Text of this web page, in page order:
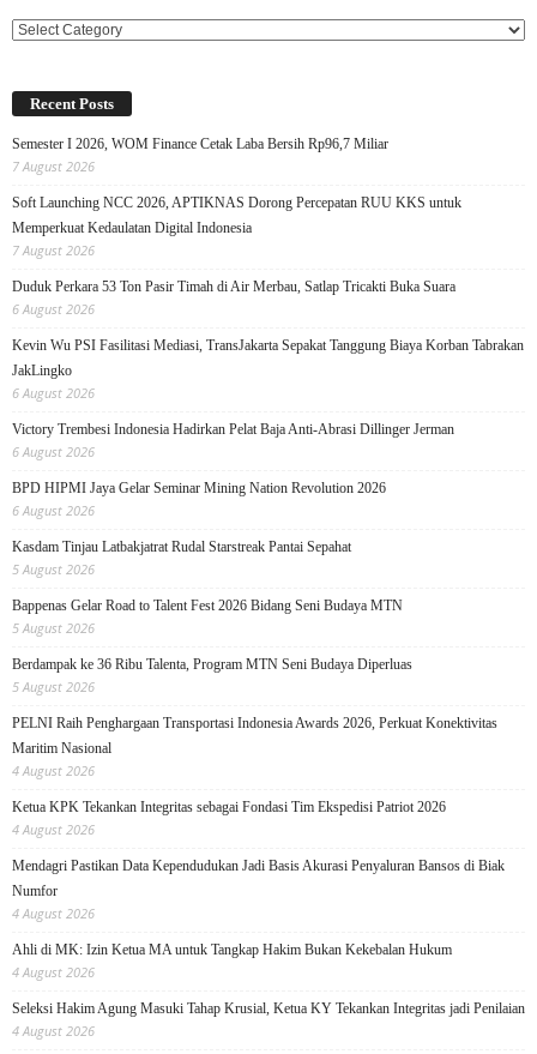
Categories
Recent Posts
Semester I 2026, WOM Finance Cetak Laba Bersih Rp96,7 Miliar
7 August 2026
Soft Launching NCC 2026, APTIKNAS Dorong Percepatan RUU KKS untuk
Memperkuat Kedaulatan Digital Indonesia
7 August 2026
Duduk Perkara 53 Ton Pasir Timah di Air Merbau, Satlap Tricakti Buka Suara
6 August 2026
Kevin Wu PSI Fasilitasi Mediasi, TransJakarta Sepakat Tanggung Biaya Korban Tabrakan
JakLingko
6 August 2026
Victory Trembesi Indonesia Hadirkan Pelat Baja Anti-Abrasi Dillinger Jerman
6 August 2026
BPD HIPMI Jaya Gelar Seminar Mining Nation Revolution 2026
6 August 2026
Kasdam Tinjau Latbakjatrat Rudal Starstreak Pantai Sepahat
5 August 2026
Bappenas Gelar Road to Talent Fest 2026 Bidang Seni Budaya MTN
5 August 2026
Berdampak ke 36 Ribu Talenta, Program MTN Seni Budaya Diperluas
5 August 2026
PELNI Raih Penghargaan Transportasi Indonesia Awards 2026, Perkuat Konektivitas
Maritim Nasional
4 August 2026
Ketua KPK Tekankan Integritas sebagai Fondasi Tim Ekspedisi Patriot 2026
4 August 2026
Mendagri Pastikan Data Kependudukan Jadi Basis Akurasi Penyaluran Bansos di Biak
Numfor
4 August 2026
Ahli di MK: Izin Ketua MA untuk Tangkap Hakim Bukan Kekebalan Hukum
4 August 2026
Seleksi Hakim Agung Masuki Tahap Krusial, Ketua KY Tekankan Integritas jadi Penilaian
4 August 2026